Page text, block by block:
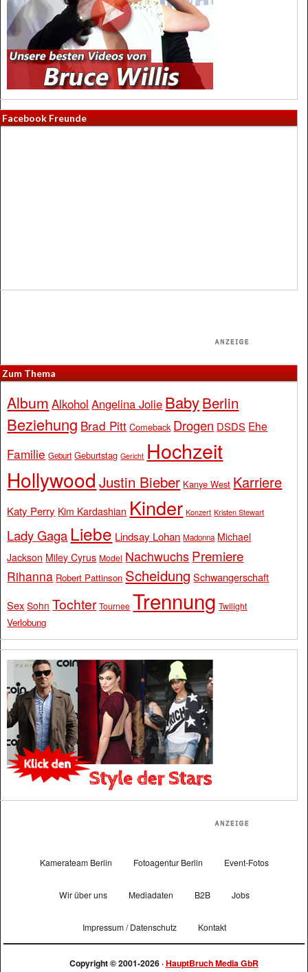
Facebook Freunde
Zum Thema
Album Alkohol Angelina Jolie BabyBerlin
Beziehung Brad Pitt Comeback Drogen DSDS Ehe
Familie Geburt Geburtstag Gericht Hochzeit
Hollywood Justin Bieber Kanye West Karriere
Katy Perry Kim Kardashian Kinder Konzert Kristen Stewart
Lady Gaga Liebe Lindsay Lohan Madonna Michael
Jackson Miley Cyrus Model Nachwuchs Premiere
Rihanna Robert Pattinson Scheidung Schwangerschaft
Sex Sohn Tochter Tournee Trennung Twilight
Verlobung
Kamerateam Berlin Fotoagentur Berlin Event-Fotos
Wir über uns Mediadaten B2B Jobs
Impressum / Datenschutz Kontakt
Copyright © 2001-2026 ·HauptBruch Media GbR